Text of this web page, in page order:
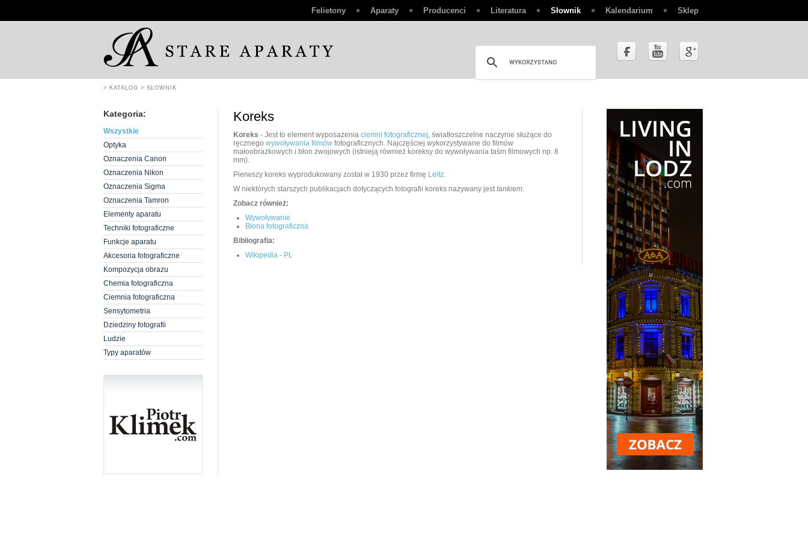
Felietony Aparaty Producenci Literatura Słownik Kalendarium Sklep
> KATALOG > SŁOWNIK
Kategoria:
Wszystkie
Optyka
Oznaczenia Canon
Oznaczenia Nikon
Oznaczenia Sigma
Oznaczenia Tamron
Elementy aparatu
Techniki fotograficzne
Funkcje aparatu
Akcesoria fotograficzne
Kompozycja obrazu
Chemia fotograficzna
Ciemnia fotograficzna
Sensytometria
Dziedziny fotografii
Ludzie
Typy aparatów
Koreks
Koreks - Jest to element wyposażenia ciemni fotograficznej, światłoszczelne naczynie służące do
ręcznego wywoływania filmów fotograficznych. Najczęściej wykorzystywane do filmów
małoobrazkowych i błon zwojowych (istnieją również koreksy do wywoływania taśm filmowych np. 8
mm).
Pierwszy koreks wyprodukowany został w 1930 przez firmę Leitz.
W niektórych starszych publikacjach dotyczących fotografii koreks nazywany jesttankiem.
Zobacz również:
Wywoływanie
Błona fotograficzna
Bibliografia:
Wikipedia - PL